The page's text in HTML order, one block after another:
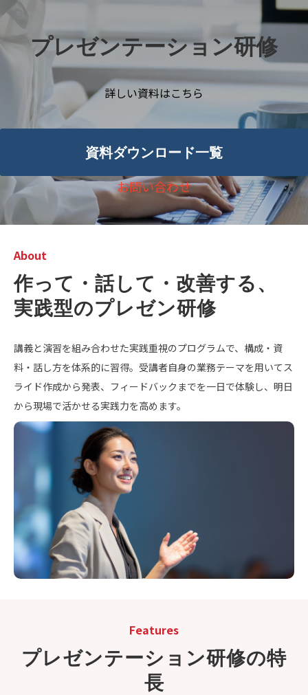
プレゼンテーション研修
詳しい資料はこちら
資料ダウンロード一覧
お問い合わせ
About
作って・話して・改善する、
実践型のプレゼン研修
講義と演習を組み合わせた実践重視のプログラムで、構成・資
料・話し方を体系的に習得。受講者自身の業務テーマを用いてス
ライド作成から発表、フィードバックまでを一日で体験し、明日
から現場で活かせる実践力を高めます。
Features
プレゼンテーション研修の特
長